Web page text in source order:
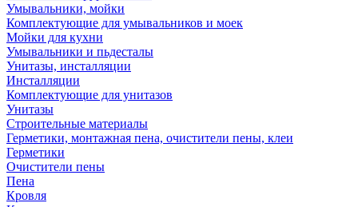
Умывальники, мойки
Комплектующие для умывальников и моек
Мойки для кухни
Умывальники и пьдесталы
Унитазы, инсталляции
Инсталляции
Комплектующие для унитазов
Унитазы
Строительные материалы
Герметики, монтажная пена, очистители пены, клеи
Герметики
Очистители пены
Пена
Кровля